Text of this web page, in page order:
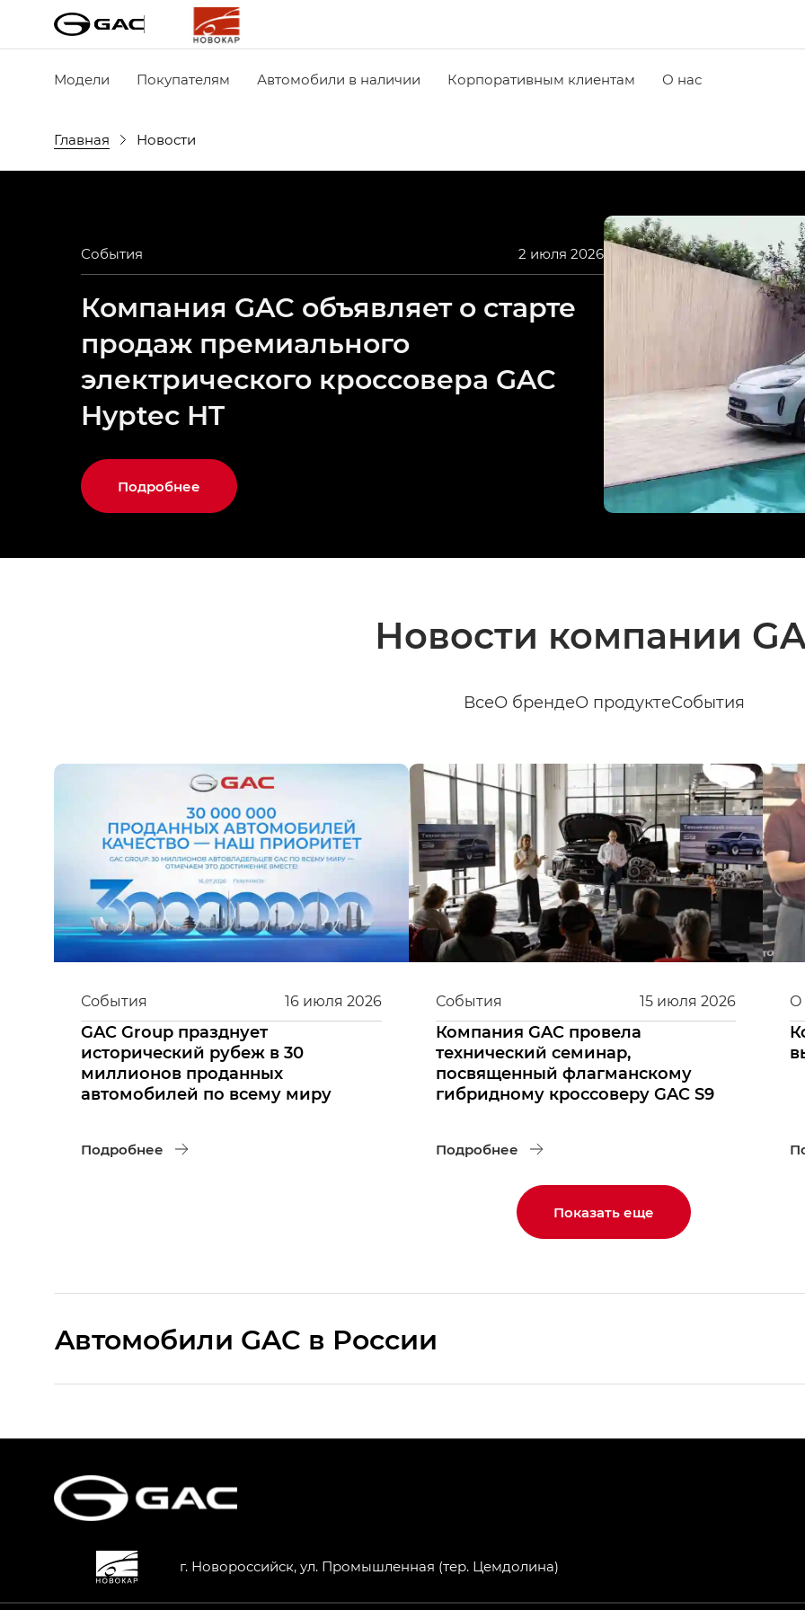
Модели Покупателям Автомобили в наличии Корпоративным клиентам О нас
Главная Новости
События 2 июля 2026
Компания GAC объявляет о старте
продаж премиального
электрического кроссовера GAC
Hyptec HT
Подробнее
Новости компании
ВсеО брендеО продуктеСобытия
16 июля 2026
События
GAC Group празднует
исторический рубеж в 30
миллионов проданных
автомобилей по всему миру
Подробнее
15 июля 2026
События
Компания GAC провела
технический семинар,
посвященный флагманскому
гибридному кроссоверу GAC S9
Подробнее
О
Показать еще
Aвтомобили GAC в России
HYPTEC HT — Хайптек Эйч Ти (HYPTEC HT) в комплектации Экс ПРЕМИУМ — EX PREMIUM
GS8 — Джи Эс 8 (GS8) в комплектациях Джи Эс 8 ТРЭВЕЛЛЕР — GS8 TRAVELLER, Джи Икс
г. Новороссийск, ул. Промышленная (тер. Цемдолина)